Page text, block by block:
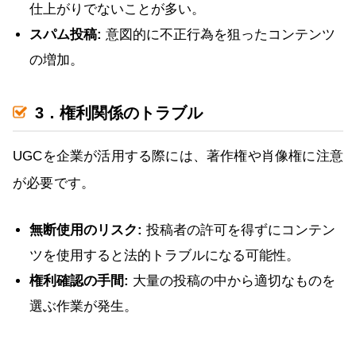
仕上がりでないことが多い。
スパム投稿: 意図的に不正行為を狙ったコンテンツ
の増加。
3．権利関係のトラブル
UGCを企業が活用する際には、著作権や肖像権に注意
が必要です。
無断使用のリスク: 投稿者の許可を得ずにコンテン
ツを使用すると法的トラブルになる可能性。
権利確認の手間: 大量の投稿の中から適切なものを
選ぶ作業が発生。